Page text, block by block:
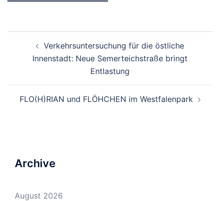
NavigationVerkehrsuntersuchung für die östliche
Innenstadt: Neue Semerteichstraße bringt
Entlastung
FLO(H)RIAN und FLÖHCHEN im Westfalenpark
Archive
August 2026